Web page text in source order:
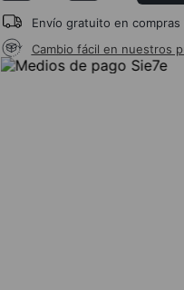
Envío gratuito en
Cambio fácil en nuestros